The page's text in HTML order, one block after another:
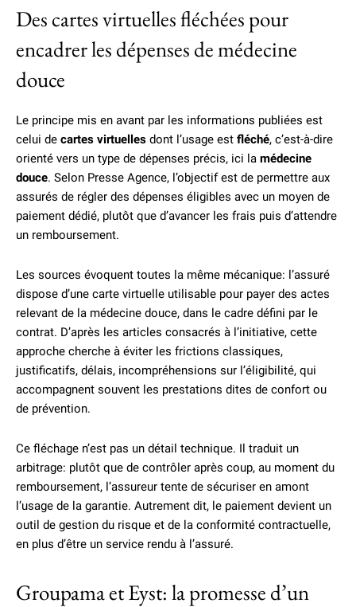
Des cartes virtuelles fléchées pour
encadrer les dépenses de médecine
douce
Le principe mis en avant par les informations publiées est
celui de cartes virtuelles dont l’usage est fléché, c’est-à-dire
orienté vers un type de dépenses précis, ici la médecine
douce. Selon Presse Agence, l’objectif est de permettre aux
assurés de régler des dépenses éligibles avec un moyen de
paiement dédié, plutôt que d’avancer les frais puis d’attendre
un remboursement.
Les sources évoquent toutes la même mécanique: l’assuré
dispose d’une carte virtuelle utilisable pour payer des actes
relevant de la médecine douce, dans le cadre défini par le
contrat. D’après les articles consacrés à l’initiative, cette
approche cherche à éviter les frictions classiques,
justificatifs, délais, incompréhensions sur l’éligibilité, qui
accompagnent souvent les prestations dites de confort ou
de prévention.
Ce fléchage n’est pas un détail technique. Il traduit un
arbitrage: plutôt que de contrôler après coup, au moment du
remboursement, l’assureur tente de sécuriser en amont
l’usage de la garantie. Autrement dit, le paiement devient un
outil de gestion du risque et de la conformité contractuelle,
en plus d’être un service rendu à l’assuré.
Groupama et Eyst: la promesse d’un